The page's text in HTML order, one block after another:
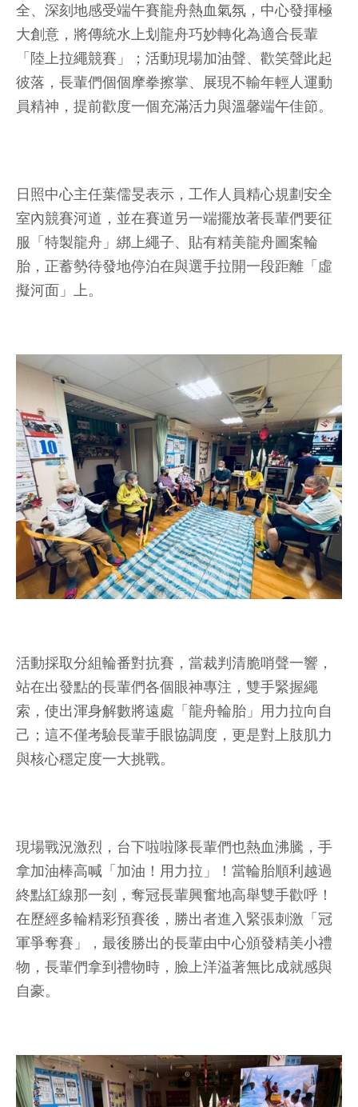
全、深刻地感受端午賽龍舟熱血氣氛，中心發揮極
大創意，將傳統水上划龍舟巧妙轉化為適合長輩
「陸上拉繩競賽」；活動現場加油聲、歡笑聲此起
彼落，長輩們個個摩拳擦掌、展現不輸年輕人運動
員精神，提前歡度一個充滿活力與溫馨端午佳節。
日照中心主任葉儒旻表示，工作人員精心規劃安全
室內競賽河道，並在賽道另一端擺放著長輩們要征
服「特製龍舟」綁上繩子、貼有精美龍舟圖案輪
胎，正蓄勢待發地停泊在與選手拉開一段距離「虛
擬河面」上。
活動採取分組輪番對抗賽，當裁判清脆哨聲一響，
站在出發點的長輩們各個眼神專注，雙手緊握繩
索，使出渾身解數將遠處「龍舟輪胎」用力拉向自
己；這不僅考驗長輩手眼協調度，更是對上肢肌力
與核心穩定度一大挑戰。
現場戰況激烈，台下啦啦隊長輩們也熱血沸騰，手
拿加油棒高喊「加油！用力拉」！當輪胎順利越過
終點紅線那一刻，奪冠長輩興奮地高舉雙手歡呼！
在歷經多輪精彩預賽後，勝出者進入緊張刺激「冠
軍爭奪賽」，最後勝出的長輩由中心頒發精美小禮
物，長輩們拿到禮物時，臉上洋溢著無比成就感與
自豪。